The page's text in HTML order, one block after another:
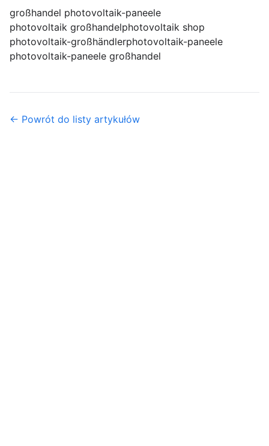
großhandel photovoltaik-paneele
photovoltaik großhandelphotovoltaik shop
photovoltaik-großhändlerphotovoltaik-paneele
photovoltaik-paneele großhandel
← Powrót do listy artykułów